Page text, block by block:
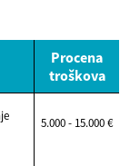
Procena
troškova
5.000 - 15.000 €